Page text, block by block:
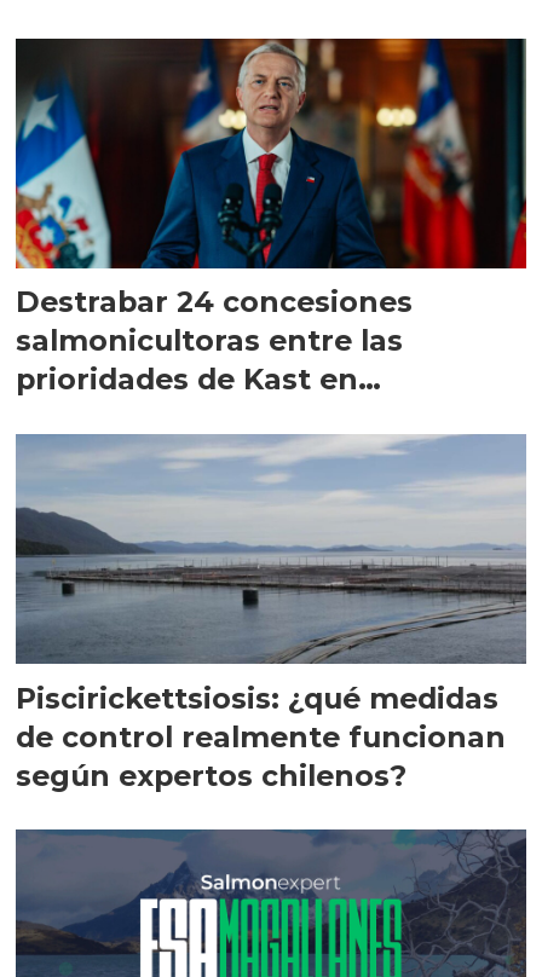
Destrabar 24 concesiones
salmonicultoras entre las
prioridades de Kast en
Piscirickettsiosis: ¿qué medidas
de control realmente funcionan
según expertos chilenos?